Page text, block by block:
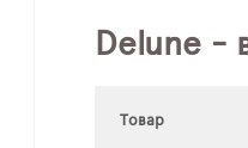
Delune -
Товар